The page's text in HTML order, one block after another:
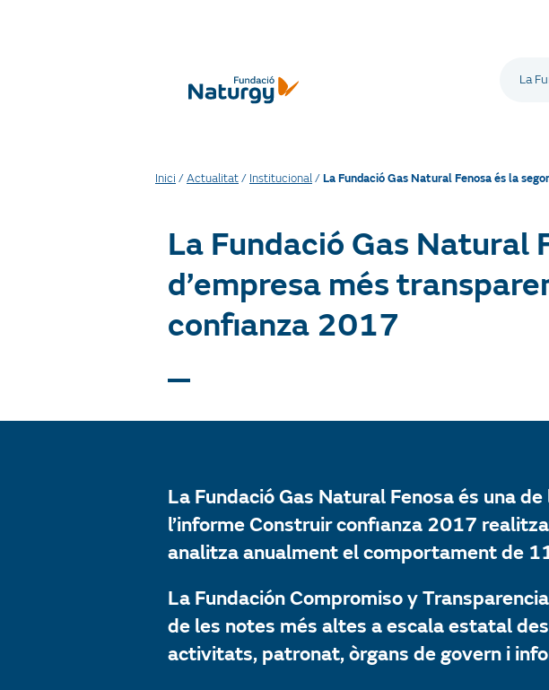
La
Inici /Actualitat/ Institucional/La Fundació Gas Natural Fenosa és la
La Fundació Gas Natural
d’empresa més
confianza 2017
La Fundació Gas Natural Fenosa és una
l’informe Construir confianza 2017
analitza anualment el comportament de
La Fundación Compromiso y
de les notes més altes a escala estatal
activitats, patronat, òrgans de govern i